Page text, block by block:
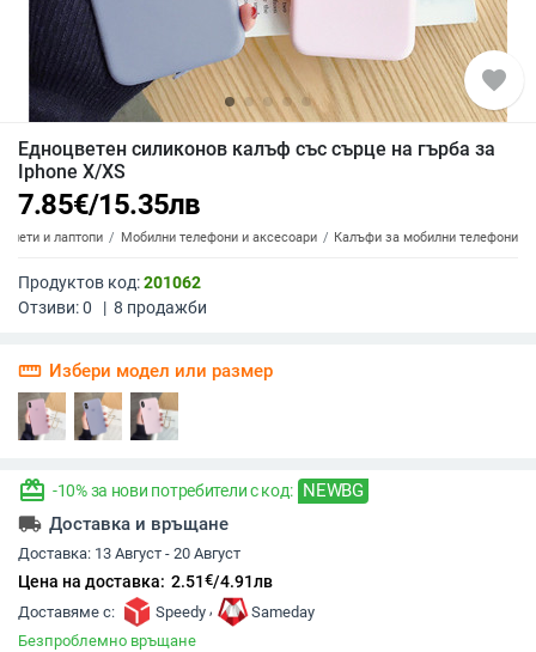
favorite
Едноцветен силиконов калъф със сърце на гърба за
Iphone X/XS
7.85€/15.35лв
и лаптопи Мобилни телефони и аксесоари Калъфи за мобилни телефони
Продуктов код:201062
Отзиви:0 | 8 продажби
straighten Избери модел или размер
redeem -10% за нови потребители с код: NEWBG
local_shipping Доставка и връщане
Доставка: 13 Август - 20 Август
Цена на доставка: 2.51€/4.91лв
Доставяме с: Speedy ,
Sameday
Безпроблемно връщане